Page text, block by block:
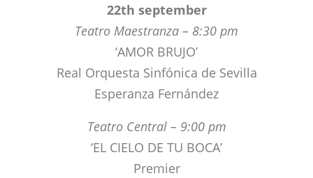
Real Orquesta Sinfónica de Sevilla
Esperanza Fernández
Teatro Central – 9:00 pm
‘EL CIELO DE TU BOCA’
CompañíaAndrés Marín
Guest artist: Llorenç Barber
Colaboración especial: Segundo Falcón, José